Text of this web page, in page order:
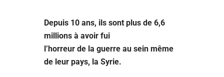
Depuis 10 ans, ils sont plus de 6,6
millions à avoir fui
l’horreur de la guerre au sein même
de leur pays, la Syrie.